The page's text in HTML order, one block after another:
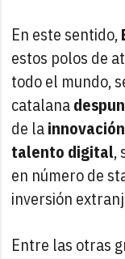
En este sentido,
estos polos de
todo el mundo,
catalana
de lainnovación
talento digital,
en número de
inversión
Entre las otras